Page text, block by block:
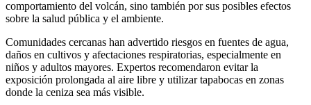
comportamiento del volcán, sino también por sus posibles efectos
sobre la salud pública y el ambiente.
Comunidades cercanas han advertido riesgos en fuentes de agua,
daños en cultivos y afectaciones respiratorias, especialmente en
niños y adultos mayores. Expertos recomendaron evitar la
exposición prolongada al aire libre y utilizar tapabocas en zonas
donde la ceniza sea más visible.